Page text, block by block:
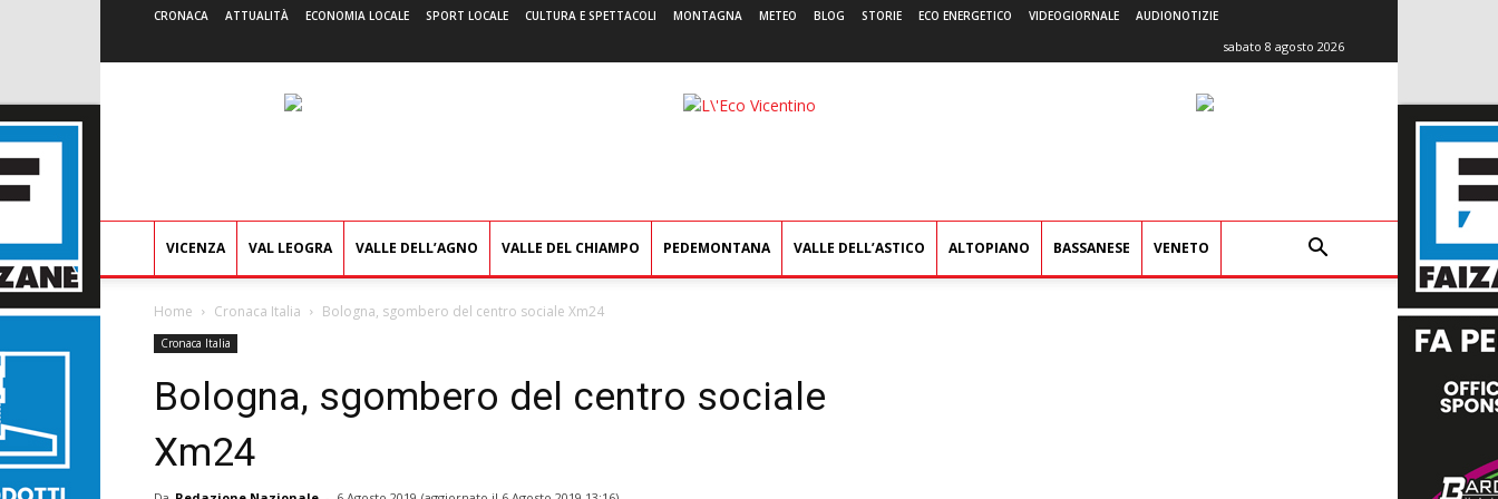
CRONACA ATTUALITÀ ECONOMIA LOCALE SPORT LOCALE CULTURA E SPETTACOLI MONTAGNA METEO BLOG STORIE ECO ENERGETICO VIDEOGIORNALE AUDIONOTIZIE
sabato 8 agosto 2026
L'Eco
VICENZA VAL LEOGRA VALLE DELL’AGNO VALLE DEL CHIAMPO PEDEMONTANA VALLE DELL’ASTICO ALTOPIANO BASSANESE VENETO
Home Cronaca Italia Bologna, sgombero del centro sociale Xm24
Cronaca Italia
Bologna, sgombero del centro sociale
Xm24